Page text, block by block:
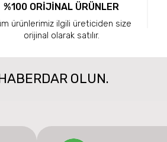
%100 ORİJİNAL ÜRÜNLER
ürünlerimiz ilgili üreticiden size
orijinal olarak satılır.
OLUN.